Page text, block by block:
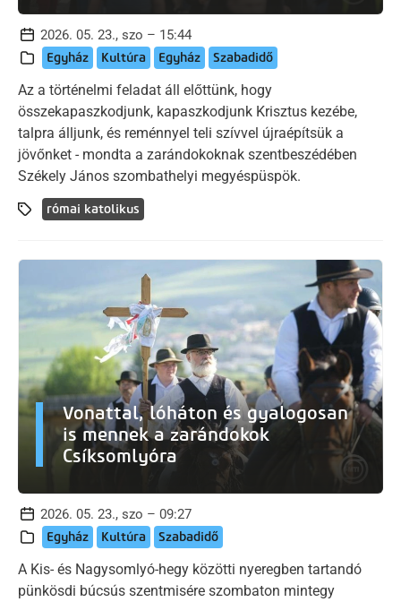
2026. 05. 23., szo – 15:44
Egyház Kultúra Egyház Szabadidő
Az a történelmi feladat áll előttünk, hogy
összekapaszkodjunk, kapaszkodjunk Krisztus kezébe,
talpra álljunk, és reménnyel teli szívvel újraépítsük a
jövőnket - mondta a zarándokoknak szentbeszédében
Székely János szombathelyi megyéspüspök.
római katolikus
Vonattal, lóháton és gyalogosan
is mennek a zarándokok
Csíksomlyóra
2026. 05. 23., szo – 09:27
Egyház Kultúra Szabadidő
A Kis- és Nagysomlyó-hegy közötti nyeregben tartandó
pünkösdi búcsús szentmisére szombaton mintegy